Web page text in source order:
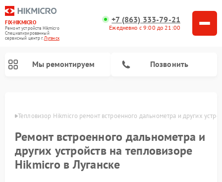
FIX-HIKMICRO
Ремонт устройств Hikmicro
Специализированный
cервисный центр г.Луганск
+7 (863) 333-79-21
Ежедневно с 9:00 до 21:00
Мы ремонтируем Позвонить
Тепловизор Hikmicro ремонт встроенного дальнометра и других
Ремонт встроенного дальнометра и
других устройств на тепловизоре
Hikmicro в Луганске